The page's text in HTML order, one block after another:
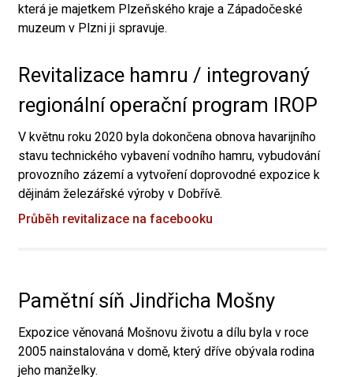
která je majetkem Plzeňského kraje a Západočeské
muzeum v Plzni ji spravuje.
Revitalizace hamru / integrovaný
regionální operační program IROP
V květnu roku 2020 byla dokončena obnova havarijního
stavu technického vybavení vodního hamru, vybudování
provozního zázemí a vytvoření doprovodné expozice k
dějinám železářské výroby v Dobřívě.
Průběh revitalizace na facebooku
Pamětní síň Jindřicha Mošny
Expozice věnovaná Mošnovu životu a dílu byla v roce
2005 nainstalována v domě, který dříve obývala rodina
jeho manželky.